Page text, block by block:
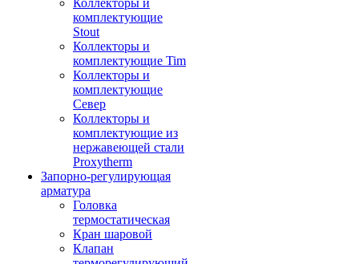
Коллекторы и
комплектующие
Stout
Коллекторы и
комплектующие Tim
Коллекторы и
комплектующие
Север
Коллекторы и
комплектующие из
нержавеющей стали
Proxytherm
Запорно-регулирующая
арматура
Головка
термостатическая
Кран шаровой
Клапан